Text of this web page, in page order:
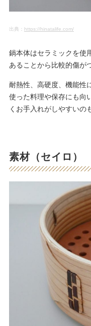
出典： https://hinatalife.com/
鍋本体はセラミックを使
あることから比較的傷が
耐熱性、高硬度、機能性
使った料理や保存にも向
くお手入れがしやすいの
素材（セイロ）